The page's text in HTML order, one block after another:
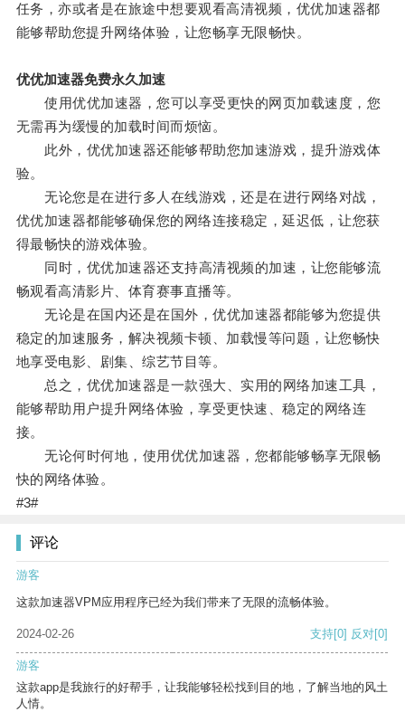
任务，亦或者是在旅途中想要观看高清视频，优优加速器都
能够帮助您提升网络体验，让您畅享无限畅快。
优优加速器免费永久加速
使用优优加速器，您可以享受更快的网页加载速度，您
无需再为缓慢的加载时间而烦恼。
此外，优优加速器还能够帮助您加速游戏，提升游戏体
验。
无论您是在进行多人在线游戏，还是在进行网络对战，
优优加速器都能够确保您的网络连接稳定，延迟低，让您获
得最畅快的游戏体验。
同时，优优加速器还支持高清视频的加速，让您能够流
畅观看高清影片、体育赛事直播等。
无论是在国内还是在国外，优优加速器都能够为您提供
稳定的加速服务，解决视频卡顿、加载慢等问题，让您畅快
地享受电影、剧集、综艺节目等。
总之，优优加速器是一款强大、实用的网络加速工具，
能够帮助用户提升网络体验，享受更快速、稳定的网络连
接。
无论何时何地，使用优优加速器，您都能够畅享无限畅
快的网络体验。
#3#
评论
游客
这款加速器VPM应用程序已经为我们带来了无限的流畅体验。
2024-02-26 支持[0] 反对[0]
游客
这款app是我旅行的好帮手，让我能够轻松找到目的地，了解当地的风土
人情。